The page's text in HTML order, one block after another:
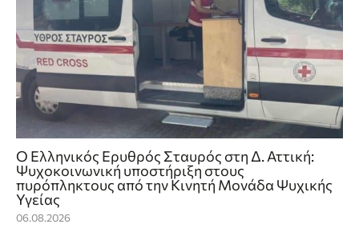
Ο Ελληνικός Ερυθρός Σταυρός στη Δ. Αττική:
Ψυχοκοινωνική υποστήριξη στους
πυρόπληκτους από την Κινητή Μονάδα Ψυχικής
Υγείας
06.08.2026